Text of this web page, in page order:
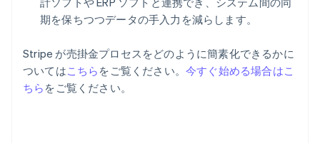
期を保ちつつデータの手入力を減らします。
Stripe が売掛金プロセスをどのように簡素化できるかに
ついてはこちら をご覧ください。今すぐ始める場合はこ
ちら をご覧ください。
アイルランド
English